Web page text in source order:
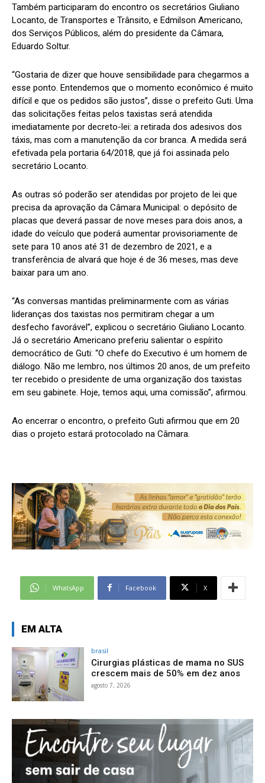
Também participaram do encontro os secretários Giuliano
Locanto, de Transportes e Trânsito, e Edmilson Americano,
dos Serviços Públicos, além do presidente da Câmara,
Eduardo Soltur.
“Gostaria de dizer que houve sensibilidade para chegarmos a
esse ponto. Entendemos que o momento econômico é muito
difícil e que os pedidos são justos”, disse o prefeito Guti. Uma
das solicitações feitas pelos taxistas será atendida
imediatamente por decreto-lei: a retirada dos adesivos dos
táxis, mas com a manutenção da cor branca. A medida será
efetivada pela portaria 64/2018, que já foi assinada pelo
secretário Locanto.
As outras só poderão ser atendidas por projeto de lei que
precisa da aprovação da Câmara Municipal: o depósito de
placas que deverá passar de nove meses para dois anos, a
idade do veículo que poderá aumentar provisoriamente de
sete para 10 anos até 31 de dezembro de 2021, e a
transferência de alvará que hoje é de 36 meses, mas deve
baixar para um ano.
“As conversas mantidas preliminarmente com as várias
lideranças dos taxistas nos permitiram chegar a um
desfecho favorável”, explicou o secretário Giuliano Locanto.
Já o secretário Americano preferiu salientar o espírito
democrático de Guti: “O chefe do Executivo é um homem de
diálogo. Não me lembro, nos últimos 20 anos, de um prefeito
ter recebido o presidente de uma organização dos taxistas
em seu gabinete. Hoje, temos aqui, uma comissão”, afirmou.
Ao encerrar o encontro, o prefeito Guti afirmou que em 20
dias o projeto estará protocolado na Câmara.
WhatsApp Facebook X
EM ALTA
brasil
Cirurgias plásticas de mama no SUS
crescem mais de 50% em dez anos
agosto 7, 2026